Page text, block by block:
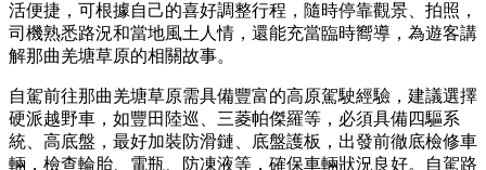
活便捷，可根據自己的喜好調整行程，隨時停靠觀景、拍照，
司機熟悉路況和當地風土人情，還能充當臨時嚮導，為遊客講
解那曲羌塘草原的相關故事。
自駕前往那曲羌塘草原需具備豐富的高原駕駛經驗，建議選擇
硬派越野車，如豐田陸巡、三菱帕傑羅等，必須具備四驅系
統、高底盤，最好加裝防滑鏈、底盤護板，出發前徹底檢修車
輛，檢查輪胎、電瓶、防凍液等，確保車輛狀況良好。自駕路